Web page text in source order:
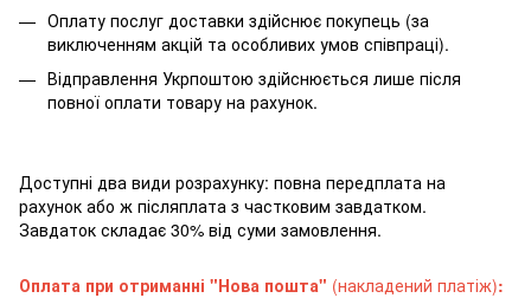
Оплату послуг доставки здійснює покупець (за
виключенням акцій та особливих умов співпраці).
Відправлення Укрпоштою здійснюється лише після
повної оплати товару на рахунок.
Доступні два види розрахунку: повна передплата на
рахунок або ж післяплата з частковим завдатком.
Завдаток складає 30% від суми замовлення.
Оплата при отриманні "Нова пошта" (накладений платіж):